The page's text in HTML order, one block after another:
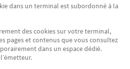
dans un terminal est subordonné à la
des cookies sur votre terminal,
pages et contenus que vous consultez
dans un espace dédié.